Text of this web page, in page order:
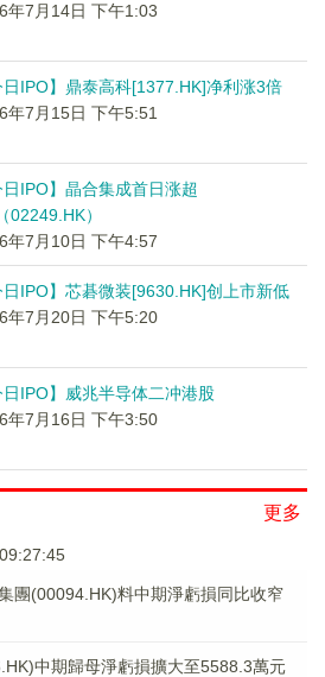
年7月14日 下午1:03
日IPO】鼎泰高科[1377.HK]净利涨3倍
年7月15日 下午5:51
日IPO】晶合集成首日涨超
02249.HK）
年7月10日 下午4:57
日IPO】芯碁微装[9630.HK]创上市新低
年7月20日 下午5:20
日IPO】威兆半导体二冲港股
年7月16日 下午3:50
更多
團(00094.HK)料中期淨虧損同比收窄
中期歸母淨虧損擴大至5588.3萬元